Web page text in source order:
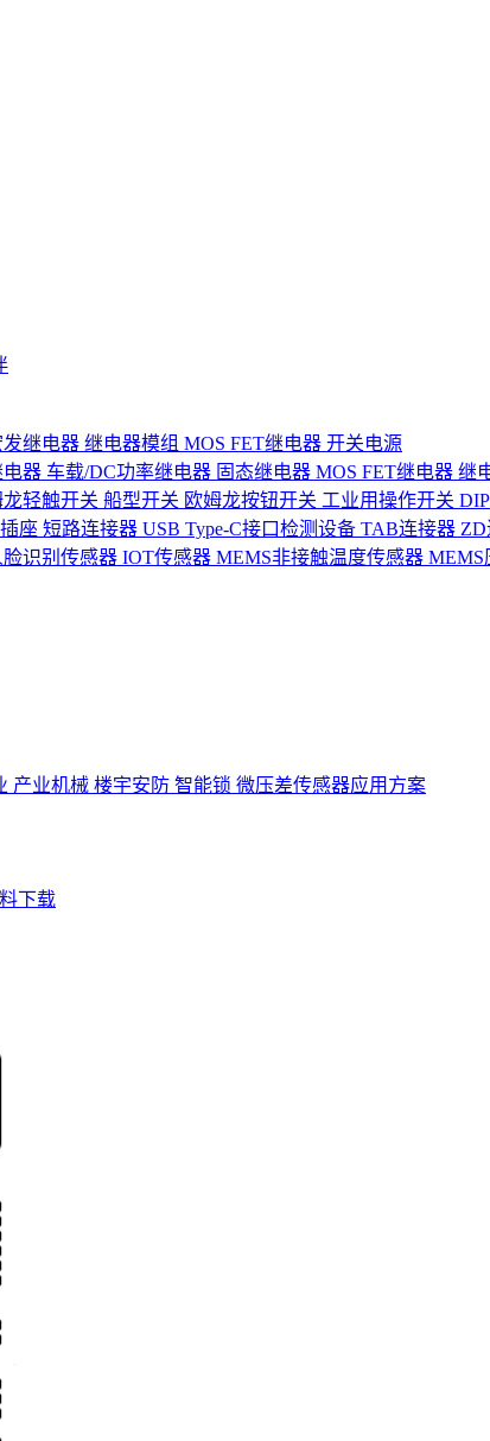
发继电器 继电器模组 MOS FET继电器 开关电源
器 车载/DC功率继电器 固态继电器 MOS FET继电器 继
龙轻触开关 船型开关 欧姆龙按钮开关 工业用操作开关
座 短路连接器 USB Type-C接口检测设备 TAB连接器
脸识别传感器 IOT传感器 MEMS非接触温度传感器 MEMS
产业机械 楼宇安防 智能锁 微压差传感器应用方案
下载